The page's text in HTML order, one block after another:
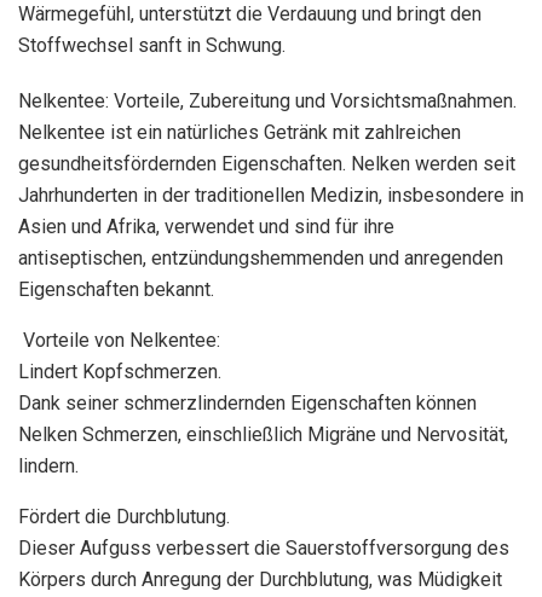
Wärmegefühl, unterstützt die Verdauung und bringt den
Stoffwechsel sanft in Schwung.
Nelkentee: Vorteile, Zubereitung und Vorsichtsmaßnahmen.
Nelkentee ist ein natürliches Getränk mit zahlreichen
gesundheitsfördernden Eigenschaften. Nelken werden seit
Jahrhunderten in der traditionellen Medizin, insbesondere in
Asien und Afrika, verwendet und sind für ihre
antiseptischen, entzündungshemmenden und anregenden
Eigenschaften bekannt.
Vorteile von Nelkentee:
Lindert Kopfschmerzen.
Dank seiner schmerzlindernden Eigenschaften können
Nelken Schmerzen, einschließlich Migräne und Nervosität,
lindern.
Fördert die Durchblutung.
Dieser Aufguss verbessert die Sauerstoffversorgung des
Körpers durch Anregung der Durchblutung, was Müdigkeit